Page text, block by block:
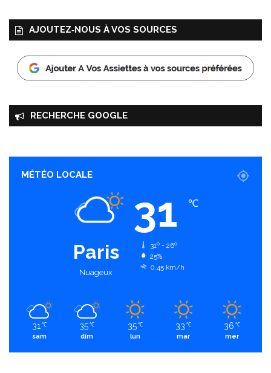
AJOUTEZ‑NOUS À VOS SOURCES
RECHERCHE GOOGLE
MÉTÉO LOCALE
Paris
Nuageux
31 ℃
31º - 26º
25%
0.45 km/h
31 ℃
sam
35 ℃
dim
35 ℃
lun
33 ℃
mar
36 ℃
mer